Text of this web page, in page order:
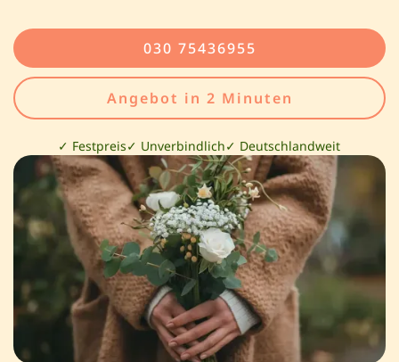
030 75436955
Angebot in 2 Minuten
✓ Festpreis✓ Unverbindlich✓ Deutschlandweit